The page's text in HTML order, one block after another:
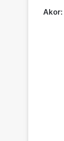
Akor: